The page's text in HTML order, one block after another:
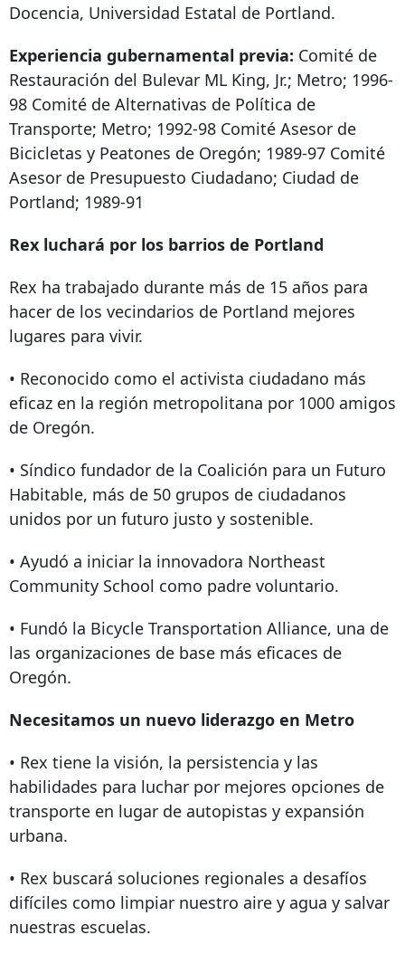
Docencia, Universidad Estatal de Portland.
Experiencia gubernamental previa: Comité de
Restauración del Bulevar ML King, Jr.; Metro; 1996-
98 Comité de Alternativas de Política de
Transporte; Metro; 1992-98 Comité Asesor de
Bicicletas y Peatones de Oregón; 1989-97 Comité
Asesor de Presupuesto Ciudadano; Ciudad de
Portland; 1989-91
Rex luchará por los barrios de Portland
Rex ha trabajado durante más de 15 años para
hacer de los vecindarios de Portland mejores
lugares para vivir.
• Reconocido como el activista ciudadano más
eficaz en la región metropolitana por 1000 amigos
de Oregón.
• Síndico fundador de la Coalición para un Futuro
Habitable, más de 50 grupos de ciudadanos
unidos por un futuro justo y sostenible.
• Ayudó a iniciar la innovadora Northeast
Community School como padre voluntario.
• Fundó la Bicycle Transportation Alliance, una de
las organizaciones de base más eficaces de
Oregón.
Necesitamos un nuevo liderazgo en Metro
• Rex tiene la visión, la persistencia y las
habilidades para luchar por mejores opciones de
transporte en lugar de autopistas y expansión
urbana.
• Rex buscará soluciones regionales a desafíos
difíciles como limpiar nuestro aire y agua y salvar
nuestras escuelas.